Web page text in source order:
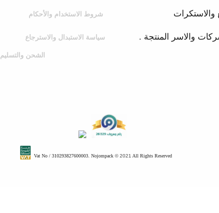
والطوابع والاستكرات
شروط الاستخدام والأحكام
والاسر المنتجة . سياسة الاستبدال والاسترجاع
الشحن والتسليم
Vat No / 310293827600003. Nojompack © 2021 All Rights Reserved